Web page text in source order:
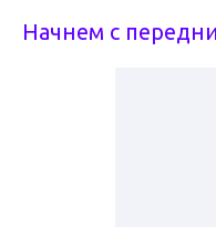
Начнем с